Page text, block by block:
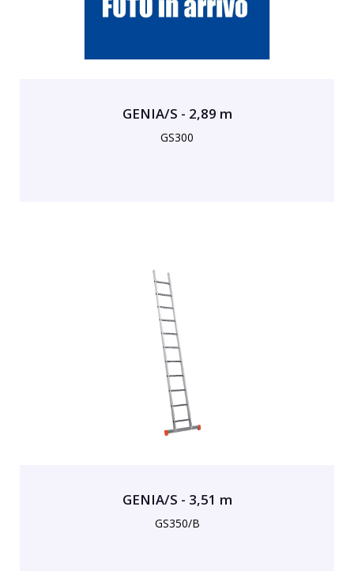
GENIA/S - 2,89 m
GS300
GENIA/S - 3,51 m
GS350/B